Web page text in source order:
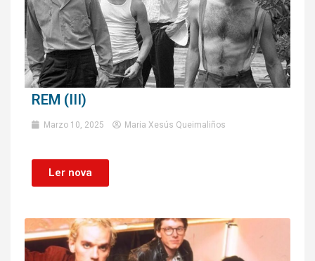
REM (III)
Marzo 10, 2025 Maria Xesús Queimaliños
Ler nova